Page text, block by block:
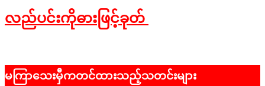
လည်ပင်းကိုဓားဖြင့်ခုတ်
13
မကြာသေးမှီကတင်ထားသည့်သတင်းများ